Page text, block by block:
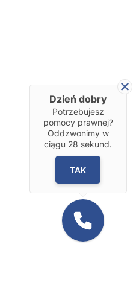
Dzień dobry
Potrzebujesz
pomocy prawnej?
Oddzwonimy w
ciągu 28 sekund.
TAK